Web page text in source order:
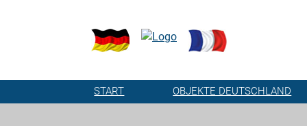
START OBJEKTE DEUTSCHLAND